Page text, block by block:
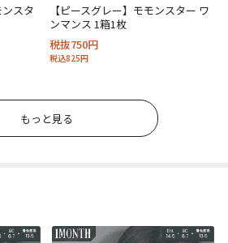
ンスタ
【ピースグレー】モモンスター ワ
ンマンス 1箱1枚
税抜750円
税込825円
もっと見る